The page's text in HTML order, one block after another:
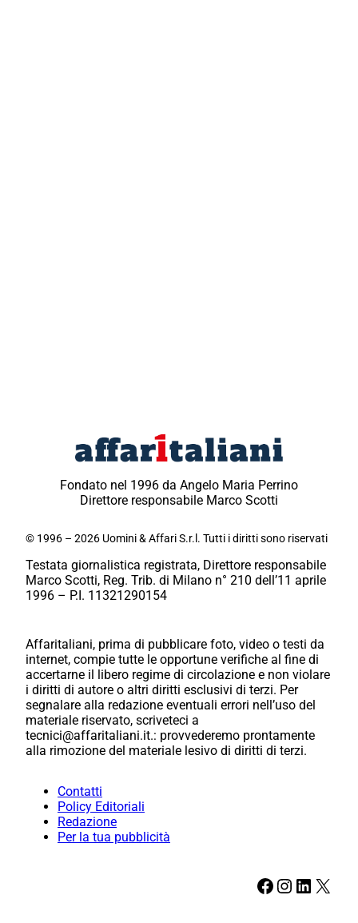
Fondato nel 1996 da Angelo Maria Perrino
Direttore responsabile Marco Scotti
© 1996 – 2026 Uomini & Affari S.r.l. Tutti i diritti sono riservati
Testata giornalistica registrata, Direttore responsabile
Marco Scotti, Reg. Trib. di Milano n° 210 dell’11 aprile
1996 – P.I. 11321290154
Affaritaliani, prima di pubblicare foto, video o testi da
internet, compie tutte le opportune verifiche al fine di
accertarne il libero regime di circolazione e non violare
i diritti di autore o altri diritti esclusivi di terzi. Per
segnalare alla redazione eventuali errori nell’uso del
materiale riservato, scriveteci a
tecnici@affaritaliani.it.: provvederemo prontamente
alla rimozione del materiale lesivo di diritti di terzi.
Contatti
Policy Editoriali
Redazione
Per la tua pubblicità
Facebook Instagram LinkedIn X